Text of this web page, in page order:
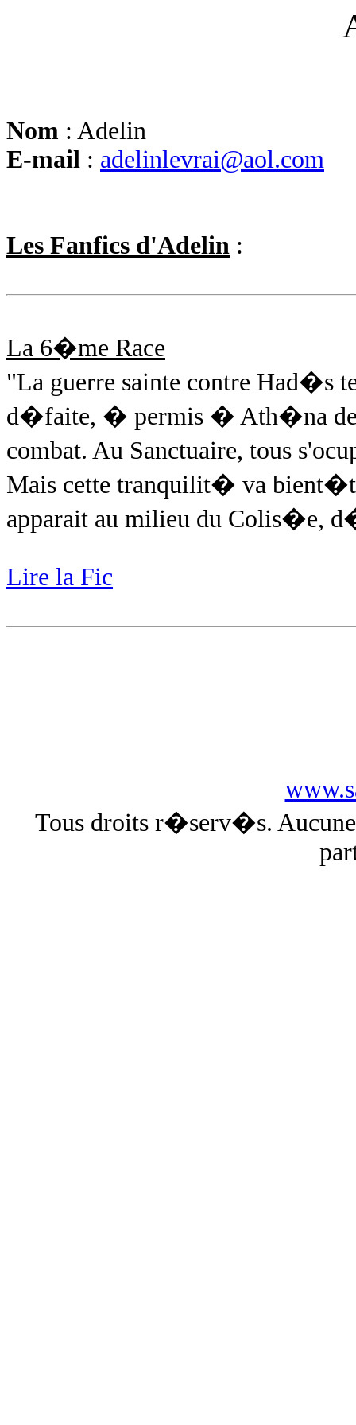
Nom : Adelin
E-mail : adelinlevrai@aol.com
Les Fanfics d'Adelin :
La 6�me Race
"La guerre sainte contre Had�s
d�faite, � permis � Ath�na de
combat. Au Sanctuaire, tous
Mais cette tranquilit� va
apparait au milieu du Colis�e,
Lire la Fic
Tous droits r�serv�s.